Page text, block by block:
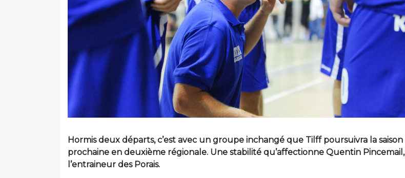
Hormis deux départs, c’est avec un groupe inchangé que Tilff poursuivra la saison
prochaine en deuxième régionale. Une stabilité qu’affectionne Quentin Pincemail,
l’entraineur des Porais.